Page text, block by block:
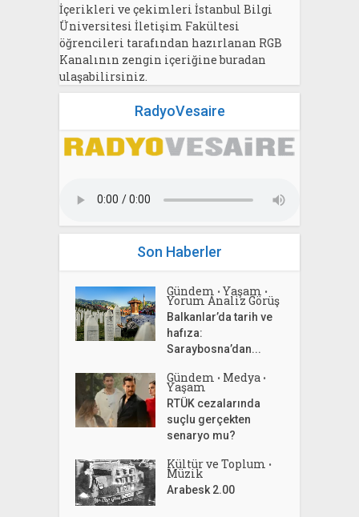
İçerikleri ve çekimleri İstanbul Bilgi
Üniversitesi İletişim Fakültesi
öğrencileri tarafından hazırlanan RGB
Kanalının zengin içeriğine buradan
ulaşabilirsiniz.
RadyoVesaire
Son Haberler
Gündem • Yaşam •
Yorum Analiz Görüş
Balkanlar’da tarih ve
hafıza:
Saraybosna’dan...
Gündem • Medya •
Yaşam
RTÜK cezalarında
suçlu gerçekten
senaryo mu?
Kültür ve Toplum •
Müzik
Arabesk 2.00